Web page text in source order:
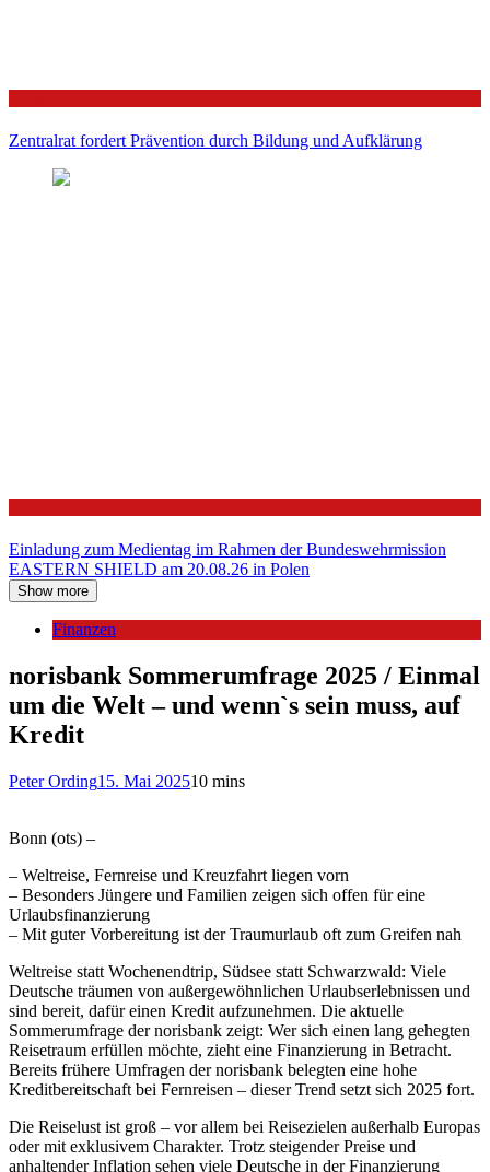
Zentralrat fordert Prävention durch Bildung und Aufklärung
Einladung zum Medientag im Rahmen der Bundeswehrmission
EASTERN SHIELD am 20.08.26 in Polen
Show more
Finanzen
norisbank Sommerumfrage 2025 / Einmal
um die Welt – und wenn`s sein muss, auf
Kredit
Peter Ording15. Mai 202510 mins
Bonn (ots) –
– Weltreise, Fernreise und Kreuzfahrt liegen vorn
– Besonders Jüngere und Familien zeigen sich offen für eine
Urlaubsfinanzierung
– Mit guter Vorbereitung ist der Traumurlaub oft zum Greifen nah
Weltreise statt Wochenendtrip, Südsee statt Schwarzwald: Viele
Deutsche träumen von außergewöhnlichen Urlaubserlebnissen und
sind bereit, dafür einen Kredit aufzunehmen. Die aktuelle
Sommerumfrage der norisbank zeigt: Wer sich einen lang gehegten
Reisetraum erfüllen möchte, zieht eine Finanzierung in Betracht.
Bereits frühere Umfragen der norisbank belegten eine hohe
Kreditbereitschaft bei Fernreisen – dieser Trend setzt sich 2025 fort.
Die Reiselust ist groß – vor allem bei Reisezielen außerhalb Europas
oder mit exklusivem Charakter. Trotz steigender Preise und
anhaltender Inflation sehen viele Deutsche in der Finanzierung